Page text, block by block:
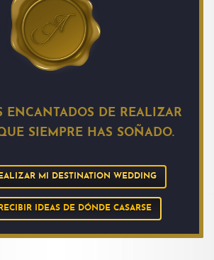
ENCANTADOS DE REALIZAR
SIEMPRE HAS SOÑADO.
MI DESTINATION WEDDING
IDEAS DE DÓNDE CASARSE